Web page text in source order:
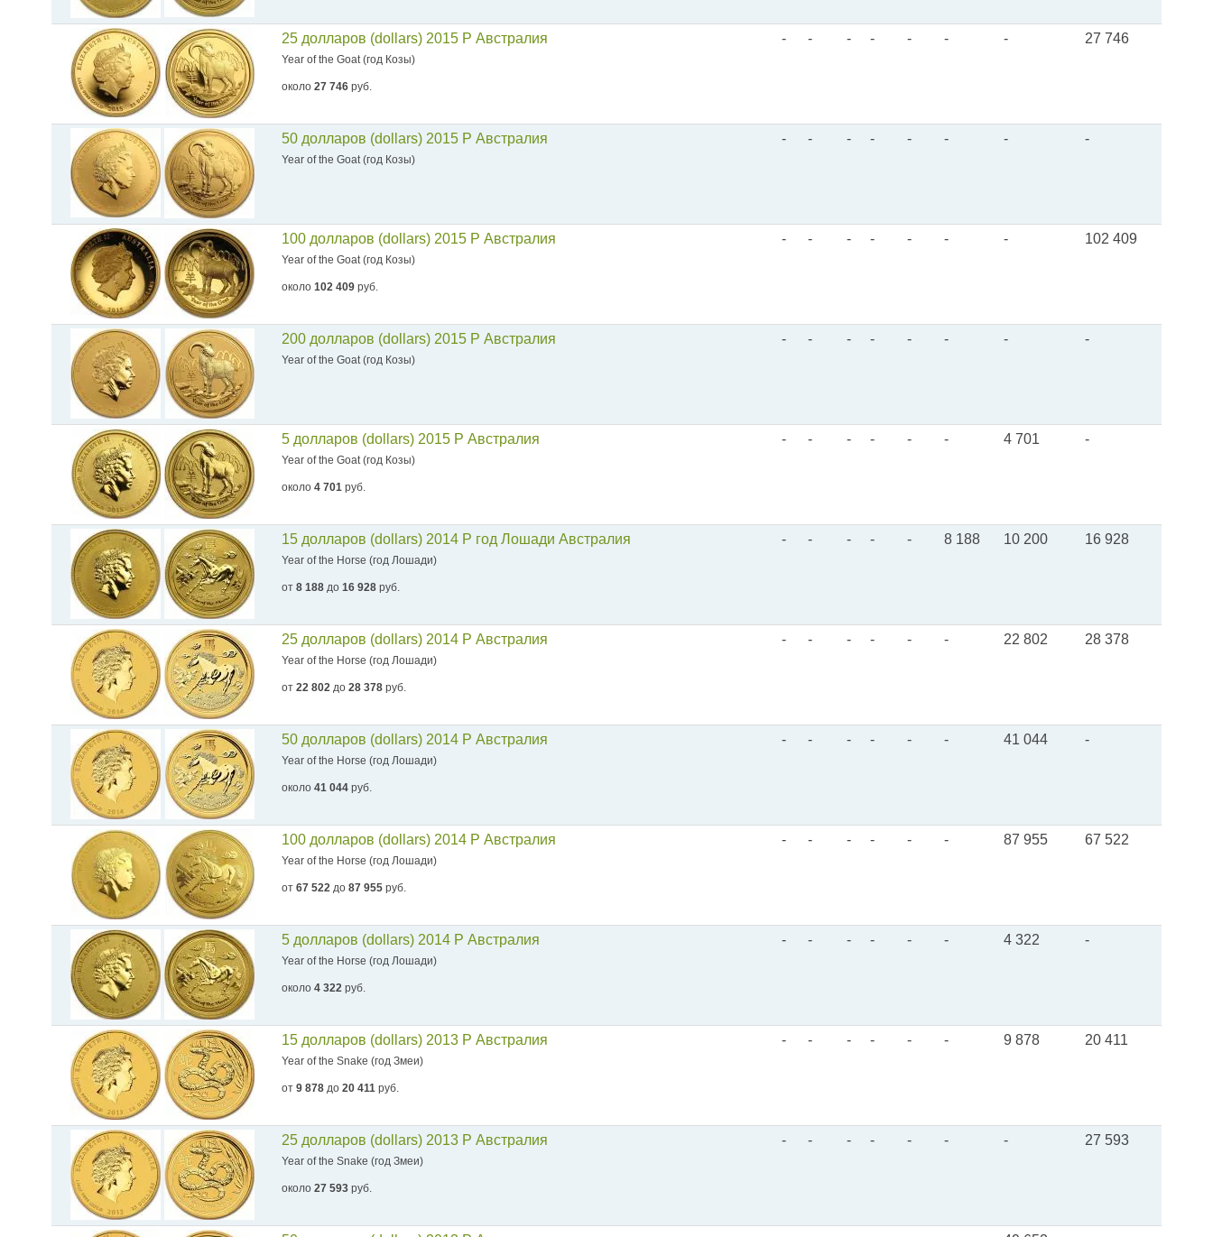
25 долларов (dollars) 2015 P Австралия
Year of the Goat (год Козы)
около 27 746 руб.
- - - - - - - 27 746
50 долларов (dollars) 2015 P Австралия
Year of the Goat (год Козы)
- - - - - - - -
100 долларов (dollars) 2015 P Австралия
Year of the Goat (год Козы)
около 102 409 руб.
- - - - - - - 102 409
200 долларов (dollars) 2015 P Австралия
Year of the Goat (год Козы)
- - - - - - - -
5 долларов (dollars) 2015 P Австралия
Year of the Goat (год Козы)
около 4 701 руб.
- - - - - - 4 701 -
15 долларов (dollars) 2014 P год Лошади Австралия
Year of the Horse (год Лошади)
от 8 188 до 16 928 руб.
- - - - - 8 188 10 200 16 928
25 долларов (dollars) 2014 P Австралия
Year of the Horse (год Лошади)
от 22 802 до 28 378 руб.
- - - - - - 22 802 28 378
50 долларов (dollars) 2014 P Австралия
Year of the Horse (год Лошади)
около 41 044 руб.
- - - - - - 41 044 -
100 долларов (dollars) 2014 P Австралия
Year of the Horse (год Лошади)
от 67 522 до 87 955 руб.
- - - - - - 87 955 67 522
5 долларов (dollars) 2014 P Австралия
Year of the Horse (год Лошади)
около 4 322 руб.
- - - - - - 4 322 -
15 долларов (dollars) 2013 P Австралия
Year of the Snake (год Змеи)
от 9 878 до 20 411 руб.
- - - - - - 9 878 20 411
25 долларов (dollars) 2013 P Австралия
Year of the Snake (год Змеи)
около 27 593 руб.
- - - - - - - 27 593